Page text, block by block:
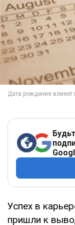
Успех в
пришли к